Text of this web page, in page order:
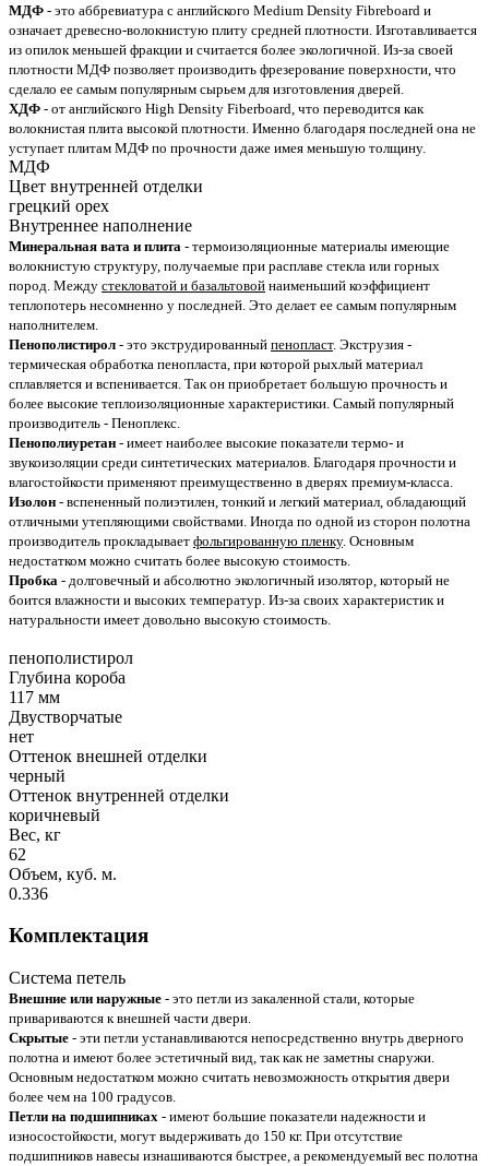
МДФ - это аббревиатура с английского Medium Density Fibreboard и
означает древесно-волокнистую плиту средней плотности. Изготавливается
из опилок меньшей фракции и считается более экологичной. Из-за своей
плотности МДФ позволяет производить фрезерование поверхности, что
сделало ее самым популярным сырьем для изготовления дверей.
ХДФ - от английского High Density Fiberboard, что переводится как
волокнистая плита высокой плотности. Именно благодаря последней она не
уступает плитам МДФ по прочности даже имея меньшую толщину.
МДФ
Цвет внутренней отделки
грецкий орех
Внутреннее наполнение
Минеральная вата и плита - термоизоляционные материалы имеющие
волокнистую структуру, получаемые при расплаве стекла или горных
пород. Между стекловатой и базальтовой наименьший коэффициент
теплопотерь несомненно у последней. Это делает ее самым популярным
наполнителем.
Пенополистирол - это экструдированный пенопласт. Экструзия -
термическая обработка пенопласта, при которой рыхлый материал
сплавляется и вспенивается. Так он приобретает большую прочность и
более высокие теплоизоляционные характеристики. Самый популярный
производитель - Пеноплекс.
Пенополиуретан - имеет наиболее высокие показатели термо- и
звукоизоляции среди синтетических материалов. Благодаря прочности и
влагостойкости применяют преимущественно в дверях премиум-класса.
Изолон - вспененный полиэтилен, тонкий и легкий материал, обладающий
отличными утепляющими свойствами. Иногда по одной из сторон полотна
производитель прокладывает фольгированную пленку. Основным
недостатком можно считать более высокую стоимость.
Пробка - долговечный и абсолютно экологичный изолятор, который не
боится влажности и высоких температур. Из-за своих характеристик и
натуральности имеет довольно высокую стоимость.
пенополистирол
Глубина короба
117 мм
Двустворчатые
нет
Оттенок внешней отделки
черный
Оттенок внутренней отделки
коричневый
Вес, кг
62
Объем, куб. м.
0.336
Комплектация
Система петель
Внешние или наружные - это петли из закаленной стали, которые
привариваются к внешней части двери.
Скрытые - эти петли устанавливаются непосредственно внутрь дверного
полотна и имеют более эстетичный вид, так как не заметны снаружи.
Основным недостатком можно считать невозможность открытия двери
более чем на 100 градусов.
Петли на подшипниках - имеют большие показатели надежности и
износостойкости, могут выдерживать до 150 кг. При отсутствие
подшипников навесы изнашиваются быстрее, а рекомендуемый вес полотна